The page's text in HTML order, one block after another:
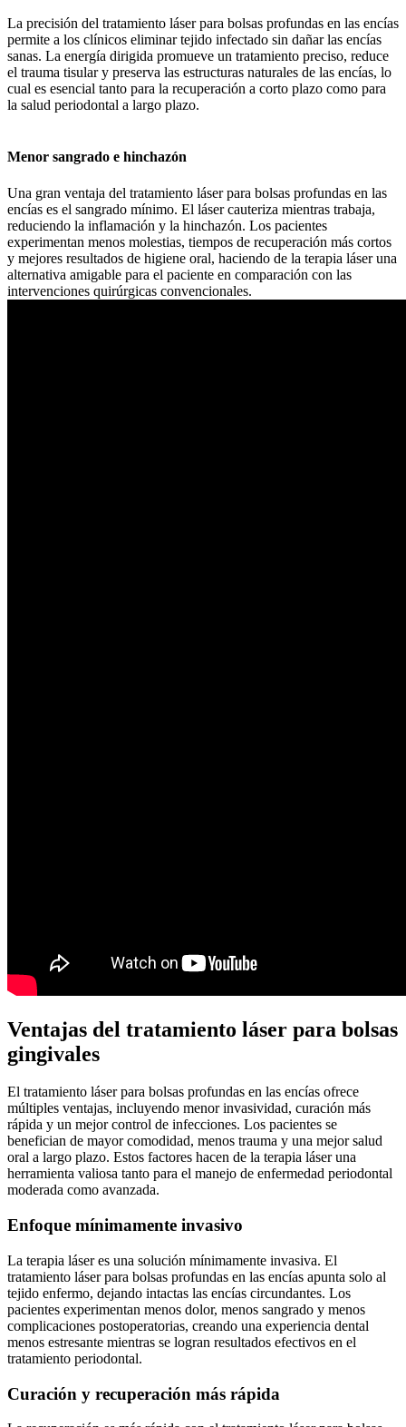
La precisión del tratamiento láser para bolsas profundas en las encías
permite a los clínicos eliminar tejido infectado sin dañar las encías
sanas. La energía dirigida promueve un tratamiento preciso, reduce
el trauma tisular y preserva las estructuras naturales de las encías, lo
cual es esencial tanto para la recuperación a corto plazo como para
la salud periodontal a largo plazo.
Menor sangrado e hinchazón
Una gran ventaja del tratamiento láser para bolsas profundas en las
encías es el sangrado mínimo. El láser cauteriza mientras trabaja,
reduciendo la inflamación y la hinchazón. Los pacientes
experimentan menos molestias, tiempos de recuperación más cortos
y mejores resultados de higiene oral, haciendo de la terapia láser una
alternativa amigable para el paciente en comparación con las
intervenciones quirúrgicas convencionales.
Ventajas del tratamiento láser para bolsas
gingivales
El tratamiento láser para bolsas profundas en las encías ofrece
múltiples ventajas, incluyendo menor invasividad, curación más
rápida y un mejor control de infecciones. Los pacientes se
benefician de mayor comodidad, menos trauma y una mejor salud
oral a largo plazo. Estos factores hacen de la terapia láser una
herramienta valiosa tanto para el manejo de enfermedad periodontal
moderada como avanzada.
Enfoque mínimamente invasivo
La terapia láser es una solución mínimamente invasiva. El
tratamiento láser para bolsas profundas en las encías apunta solo al
tejido enfermo, dejando intactas las encías circundantes. Los
pacientes experimentan menos dolor, menos sangrado y menos
complicaciones postoperatorias, creando una experiencia dental
menos estresante mientras se logran resultados efectivos en el
tratamiento periodontal.
Curación y recuperación más rápida